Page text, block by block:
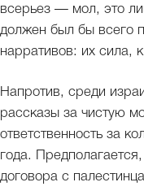
всерьез — мол, это
должен был бы всего
нарративов: их сила,
Напротив, среди
рассказы за чистую
ответственность за
года.
договора с